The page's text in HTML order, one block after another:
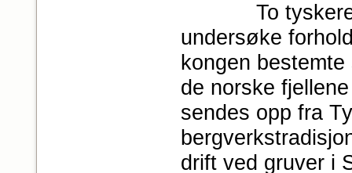
To tyskere
undersøke
kongen
de norske
sendes opp fra
drift ved gruver i